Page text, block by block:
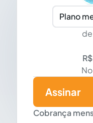
Plano
R$
Cobrança
Assinar